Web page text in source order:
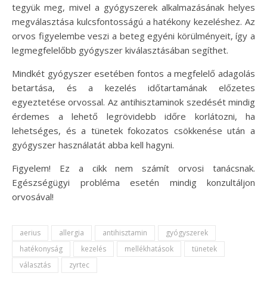
tegyük meg, mivel a gyógyszerek alkalmazásának helyes
megválasztása kulcsfontosságú a hatékony kezeléshez. Az
orvos figyelembe veszi a beteg egyéni körülményeit, így a
legmegfelelőbb gyógyszer kiválasztásában segíthet.
Mindkét gyógyszer esetében fontos a megfelelő adagolás
betartása, és a kezelés időtartamának előzetes
egyeztetése orvossal. Az antihisztaminok szedését mindig
érdemes a lehető legrövidebb időre korlátozni, ha
lehetséges, és a tünetek fokozatos csökkenése után a
gyógyszer használatát abba kell hagyni.
Figyelem! Ez a cikk nem számít orvosi tanácsnak.
Egészségügyi probléma esetén mindig konzultáljon
orvosával!
aerius allergia antihisztamin
gyógyszerek
hatékonyság
kezelés mellékhatások
tünetek
választás
zyrtec